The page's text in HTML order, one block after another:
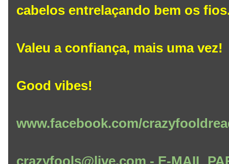
cabelos entrelaçando bem os
Valeu a confiança, mais uma vez!
Good vibes!
www.facebook.com/